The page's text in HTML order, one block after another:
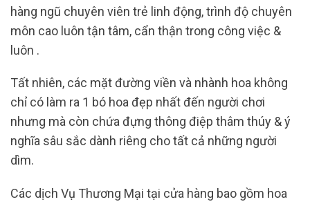
hàng ngũ chuyên viên trẻ linh động, trình độ chuyên
môn cao luôn tận tâm, cẩn thận trong công việc &
luôn .
Tất nhiên, các mặt đường viền và nhành hoa không
chỉ có làm ra 1 bó hoa đẹp nhất đến người chơi
nhưng mà còn chứa đựng thông điệp thâm thúy & ý
nghĩa sâu sắc dành riêng cho tất cả những người
dìm.
Các dịch Vụ Thương Mại tại cửa hàng bao gồm hoa